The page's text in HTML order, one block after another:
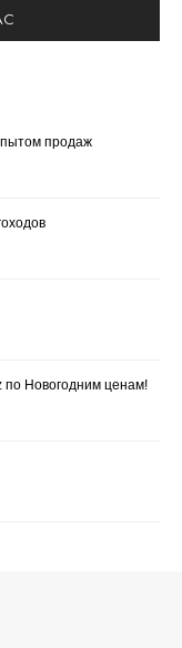
продаж
по Новогодним ценам!